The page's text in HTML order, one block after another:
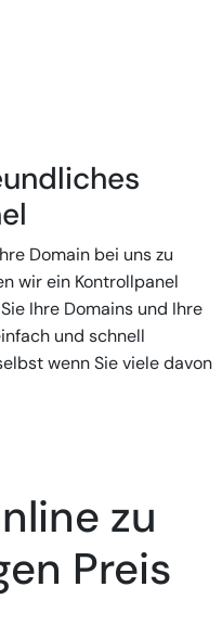
Domain bei uns zu
wir ein Kontrollpanel
Ihre Domains und Ihre
und schnell
wenn Sie viele davon
zu
Preis